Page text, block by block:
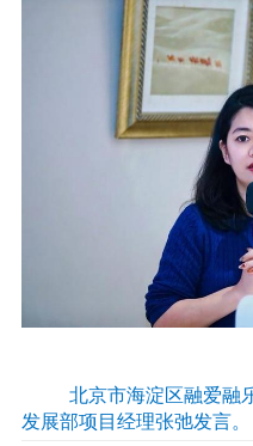
北京市海淀区融爱融
发展部项目经理张弛发言。